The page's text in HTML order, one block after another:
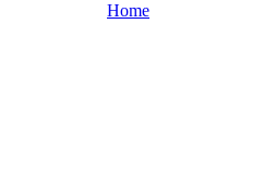
Home